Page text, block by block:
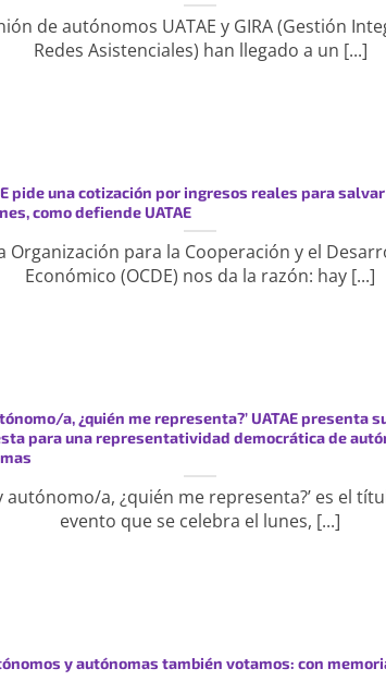
de autónomos UATAE y GIRA (Gestión
Redes Asistenciales) han llegado a un [...]
pide una cotización por ingresos reales para
como defiende UATAE
Organización para la Cooperación y el
Económico (OCDE) nos da la razón: hay [...]
a, ¿quién me representa?’ UATAE presenta
para una representatividad democrática de
autónomo/a, ¿quién me representa?’ es el
evento que se celebra el lunes, [...]
y autónomas también votamos: con